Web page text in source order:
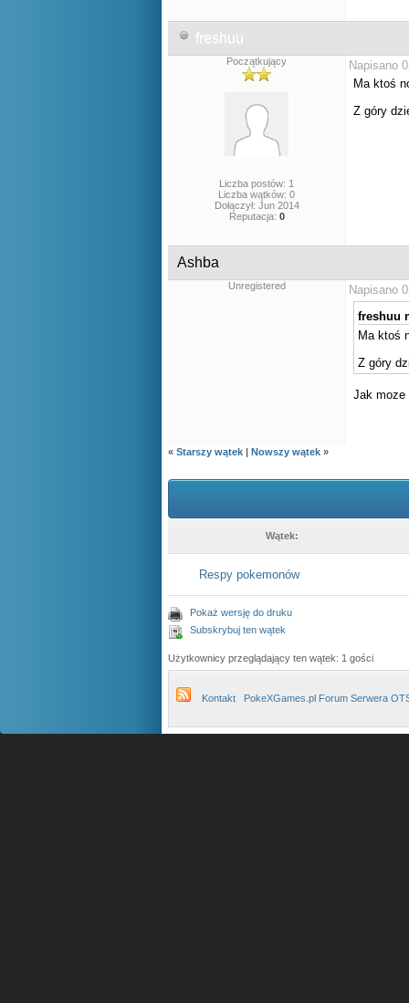
freshuu
Początkujący
Liczba postów: 1
Liczba wątków: 0
Dołączył: Jun 2014
Reputacja: 0
Napisano
Ma ktoś
Z góry
Ashba
Unregistered
Napisano
freshuu
Ma ktoś
Z góry
Jak moze
« Starszy wątek | Nowszy wątek »
Wątek:
Respy pokemonów
Pokaż wersję do druku
Subskrybuj ten wątek
Użytkownicy przeglądający ten wątek: 1 gości
Kontakt PokeXGames.pl Forum Serwera